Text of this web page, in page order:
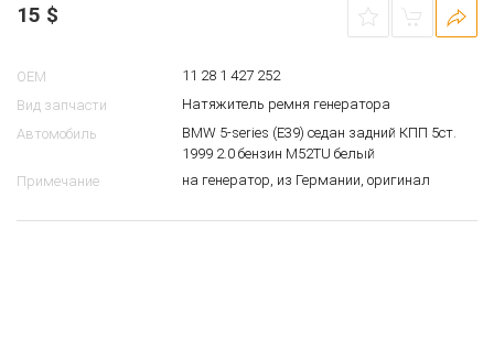
15 $
OEM
11 28 1 427 252
Вид запчасти
Натяжитель ремня генератора
Автомобиль
BMW 5-series (E39) седан задний КПП 5ст.
1999 2.0 бензин M52TU белый
Примечание
на генератор, из Германии, оригинал